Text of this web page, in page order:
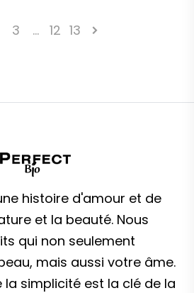
3 … 12 13
histoire d'amour et de
et la beauté. Nous
qui non seulement
mais aussi votre âme.
la simplicité est la clé de la